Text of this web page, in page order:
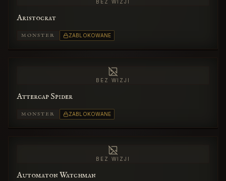
BEZ WIZJI
Aristocrat
MONSTER ZABLOKOWANE
BEZ WIZJI
Attercap Spider
MONSTER ZABLOKOWANE
BEZ WIZJI
Automaton Watchman